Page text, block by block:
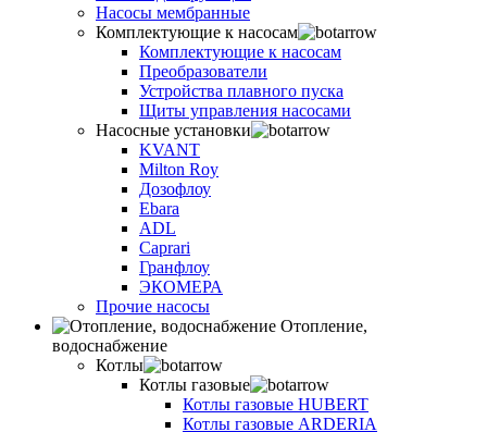
Насосы мембранные
Комплектующие к насосам
Комплектующие к насосам
Преобразователи
Устройства плавного пуска
Щиты управления насосами
Насосные установки
KVANT
Milton Roy
Дозофлоу
Ebara
ADL
Caprari
Гранфлоу
ЭКОМЕРА
Прочие насосы
Отопление,
водоснабжение
Котлы
Котлы газовые
Котлы газовые HUBERT
Котлы газовые ARDERIA